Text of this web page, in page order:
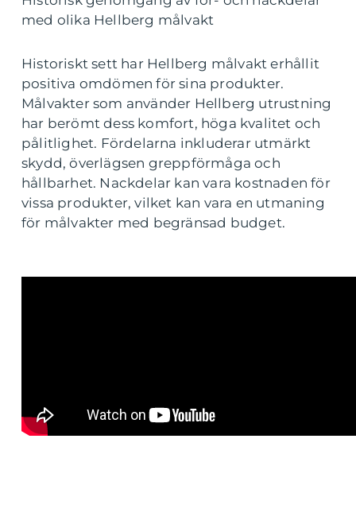
med olika Hellberg målvakt
Historiskt sett har Hellberg målvakt erhållit
positiva omdömen för sina produkter.
Målvakter som använder Hellberg utrustning
har berömt dess komfort, höga kvalitet och
pålitlighet. Fördelarna inkluderar utmärkt
skydd, överlägsen greppförmåga och
hållbarhet. Nackdelar kan vara kostnaden för
vissa produkter, vilket kan vara en utmaning
för målvakter med begränsad budget.